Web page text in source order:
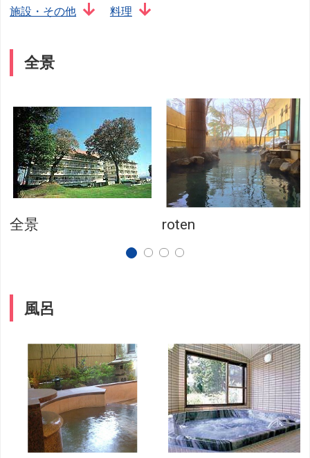
施設・その他
料理
全景
全景 roten
風呂